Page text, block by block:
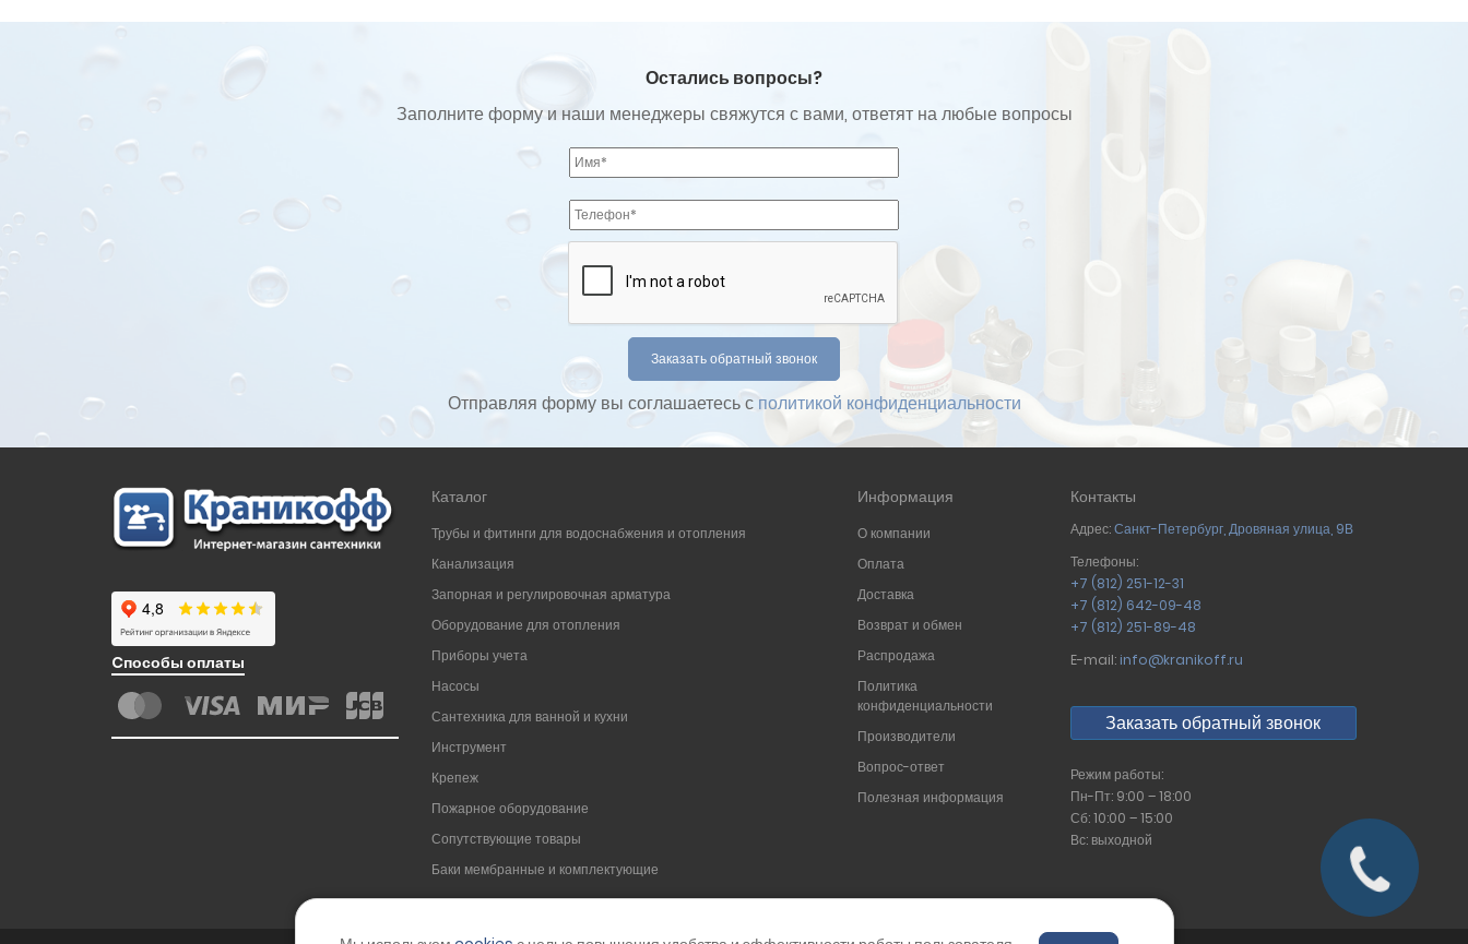
Остались вопросы?
Заполните форму и наши менеджеры свяжутся с вами, ответят на любые вопросы
Отправляя форму вы соглашаетесь с политикой конфиденциальности
Cпособы оплаты
Каталог
Трубы и фитинги для водоснабжения и отопления
Канализация
Запорная и регулировочная арматура
Оборудование для отопления
Приборы учета
Насосы
Сантехника для ванной и кухни
Инструмент
Крепеж
Пожарное оборудование
Сопутствующие товары
Баки мембранные и комплектующие
Информация
О компании
Оплата
Доставка
Возврат и обмен
Распродажа
Политика
конфиденциальности
Производители
Вопрос-ответ
Полезная информация
Контакты
Адрес:Санкт-Петербург, Дровяная улица, 9В
Телефоны:
+7 (812) 251-12-31
+7 (812) 642-09-48
+7 (812) 251-89-48
E-mail: info@kranikoff.ru
Заказать обратный звонок
Режим работы:
Пн-Пт: 9:00 – 18:00
Сб: 10:00 – 15:00
Вс: выходной